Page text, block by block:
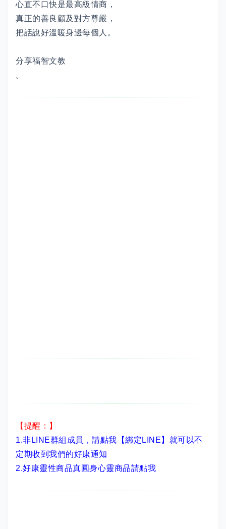
心直不口快是最高級情商，
真正的善良顧及對方尊嚴，
把話說好溫暖身邊每個人。
分享福智文教
。
【提醒：】
1.非LINE群組成員， 請點我【綁定LINE】 就可以不
定期收到我們的好康通知
2.好康靈性商品真圓身心靈商品請點我